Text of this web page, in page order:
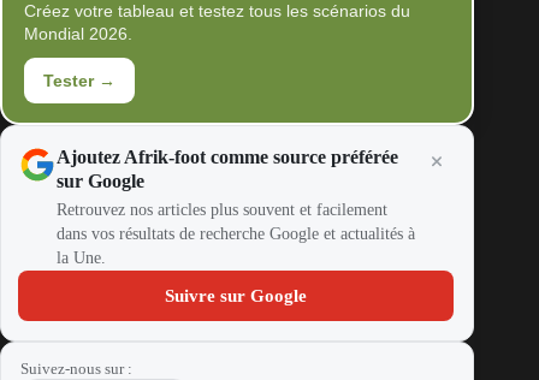
Créez votre tableau et testez tous les scénarios du
Mondial 2026.
Tester →
Ajoutez Afrik-foot comme source préférée
sur Google
Retrouvez nos articles plus souvent et facilement
dans vos résultats de recherche Google et actualités à
la Une.
Suivre sur Google
Suivez-nous sur :